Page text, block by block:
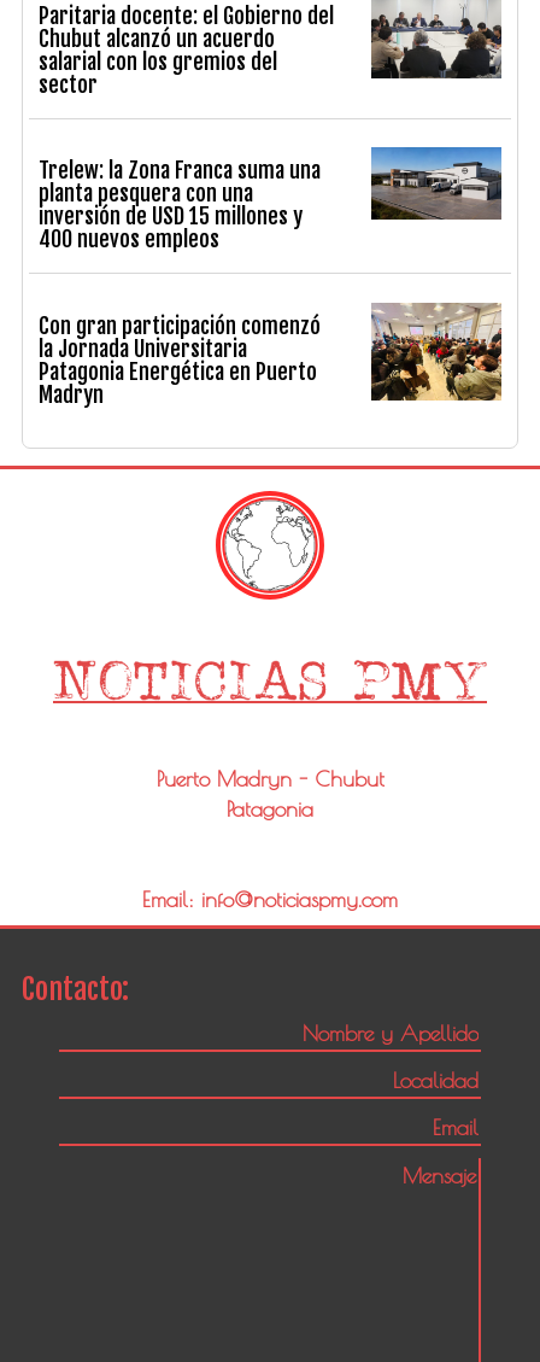
Paritaria docente: el Gobierno del
Chubut alcanzó un acuerdo
salarial con los gremios del
sector
Trelew: la Zona Franca suma una
planta pesquera con una
inversión de USD 15 millones y
400 nuevos empleos
Con gran participación comenzó
la Jornada Universitaria
Patagonia Energética en Puerto
Madryn
Puerto Madryn - Chubut
Patagonia
Email: info@noticiaspmy.com
Contacto: